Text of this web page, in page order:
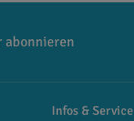
abonnieren
Infos & Service